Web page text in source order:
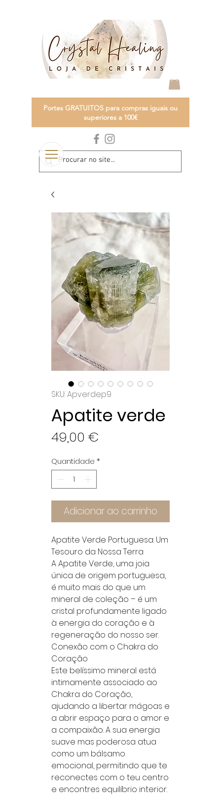
Portes GRATUITOS para compras iguais ou
superiores a 100€
SKU: Apverdep9
Apatite verde
49,00 €
Quantidade *
Adicionar ao carrinho
Apatite Verde Portuguesa: Um
Tesouro da Nossa Terra
A Apatite Verde, uma joia
única de origem portuguesa,
é muito mais do que um
mineral de coleção – é um
cristal profundamente ligado
à energia do coração e à
regeneração do nosso ser.
Conexão com o Chakra do
Coração
Este belíssimo mineral está
intimamente associado ao
Chakra do Coração,
ajudando a libertar mágoas e
a abrir espaço para o amor e
a compaixão. A sua energia
suave mas poderosa atua
como um bálsamo
emocional, permitindo que te
reconectes com o teu centro
e encontres equilíbrio interior.